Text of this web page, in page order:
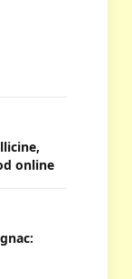
online